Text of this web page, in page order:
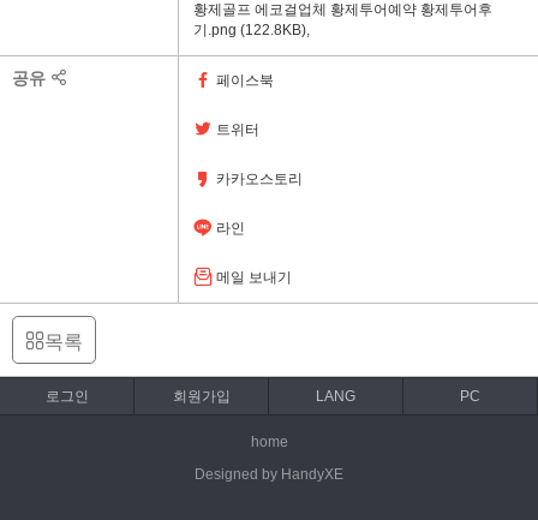
황제골프 에코걸업체 황제투어예약 황제투어후
기.png (122.8KB),
공유 페이스북
트위터
카카오스토리
라인
메일 보내기
목록
로그인 회원가입 LANG PC
home
Designed by HandyXE